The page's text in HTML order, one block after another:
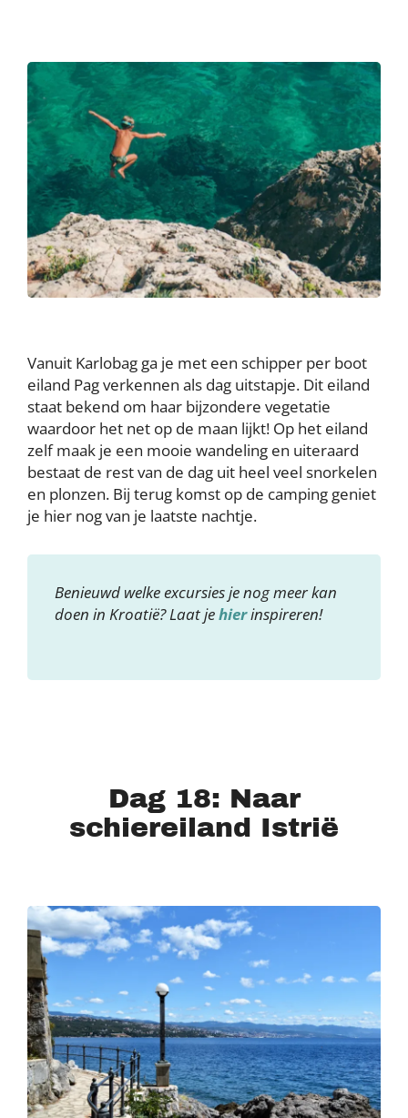
Vanuit Karlobag ga je met een schipper per boot
eiland Pag verkennen als dag uitstapje. Dit eiland
staat bekend om haar bijzondere vegetatie
waardoor het net op de maan lijkt! Op het eiland
zelf maak je een mooie wandeling en uiteraard
bestaat de rest van de dag uit heel veel snorkelen
en plonzen. Bij terug komst op de camping geniet
je hier nog van je laatste nachtje.
Benieuwd welke excursies je nog meer kan
doen in Kroatië? Laat jehierinspireren!
Dag 18: Naar
schiereiland Istrië